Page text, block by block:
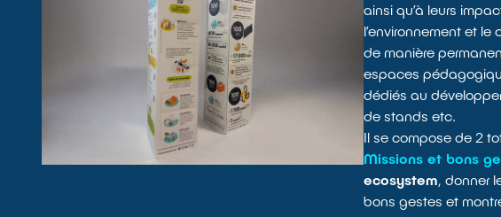
ainsi qu’à leurs
l’environnement et
de manière
espaces
dédiés au
de stands etc.
Il se compose de 2
Missions et bons
ecosystem, donner
bons gestes et